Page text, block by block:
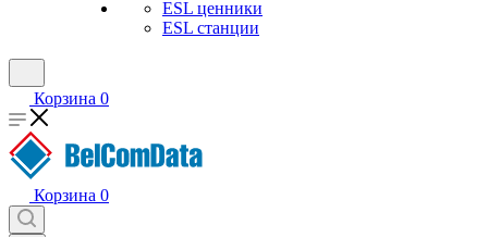
ESL ценники
ESL станции
Корзина 0
Корзина 0